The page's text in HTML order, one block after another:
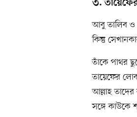
৩.
আবু তালিব ও
কিন্তু
তাঁকে পাথর
তায়েফের
আল্লাহ
সঙ্গে কাউকে